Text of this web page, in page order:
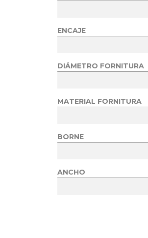
ENCAJE
DIÁMETRO FORNITURA
MATERIAL FORNITURA
BORNE
ANCHO